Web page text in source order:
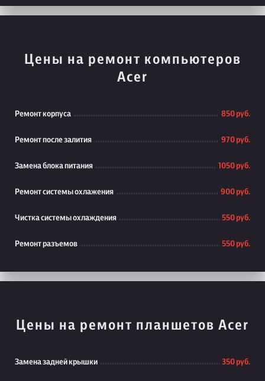
Цены на ремонт компьютеров
Acer
Ремонт корпуса 850 руб.
Ремонт после залития 970 руб.
Замена блока питания 1050 руб.
Ремонт системы охлажения 900 руб.
Чистка системы охлаждения 550 руб.
Ремонт разъемов 550 руб.
Цены на ремонт планшетов Acer
Замена задней крышки 350 руб.